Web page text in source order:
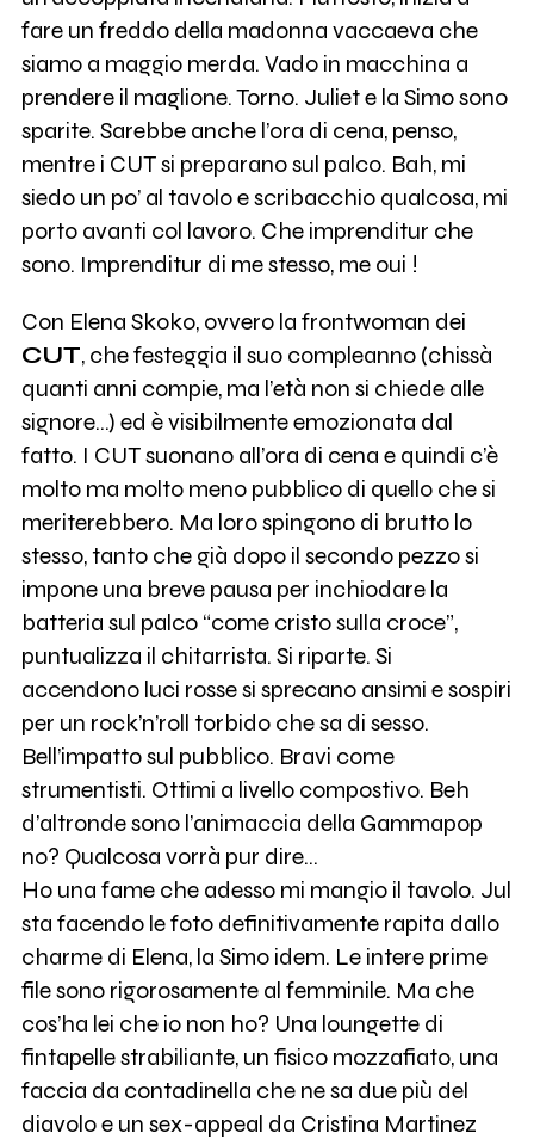
fare un freddo della madonna vaccaeva che
siamo a maggio merda. Vado in macchina a
prendere il maglione. Torno. Juliet e la Simo sono
sparite. Sarebbe anche l’ora di cena, penso,
mentre i CUT si preparano sul palco. Bah, mi
siedo un po’ al tavolo e scribacchio qualcosa, mi
porto avanti col lavoro. Che imprenditur che
sono. Imprenditur di me stesso, me oui !
Con Elena Skoko, ovvero la frontwoman dei
CUT, che festeggia il suo compleanno (chissà
quanti anni compie, ma l’età non si chiede alle
signore…) ed è visibilmente emozionata dal
fatto. I CUT suonano all’ora di cena e quindi c’è
molto ma molto meno pubblico di quello che si
meriterebbero. Ma loro spingono di brutto lo
stesso, tanto che già dopo il secondo pezzo si
impone una breve pausa per inchiodare la
batteria sul palco “come cristo sulla croce”,
puntualizza il chitarrista. Si riparte. Si
accendono luci rosse si sprecano ansimi e sospiri
per un rock’n’roll torbido che sa di sesso.
Bell’impatto sul pubblico. Bravi come
strumentisti. Ottimi a livello compostivo. Beh
d’altronde sono l’animaccia della Gammapop
no? Qualcosa vorrà pur dire…
Ho una fame che adesso mi mangio il tavolo. Jul
sta facendo le foto definitivamente rapita dallo
charme di Elena, la Simo idem. Le intere prime
file sono rigorosamente al femminile. Ma che
cos’ha lei che io non ho? Una loungette di
fintapelle strabiliante, un fisico mozzafiato, una
faccia da contadinella che ne sa due più del
diavolo e un sex-appeal da Cristina Martinez